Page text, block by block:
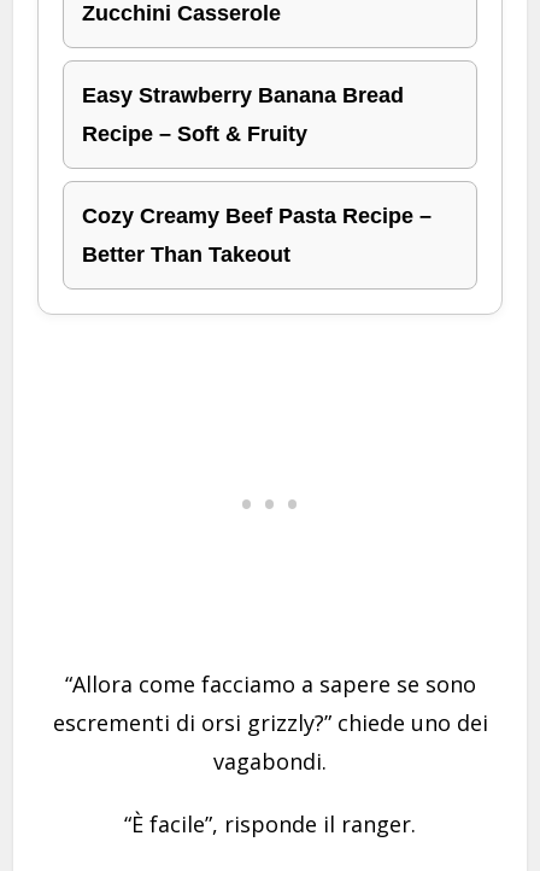
Zucchini Casserole
Easy Strawberry Banana Bread
Recipe – Soft & Fruity
Cozy Creamy Beef Pasta Recipe –
Better Than Takeout
“Allora come facciamo a sapere se sono
escrementi di orsi grizzly?” chiede uno dei
vagabondi.
“È facile”, risponde il ranger.